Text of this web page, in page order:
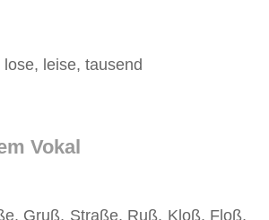
leise, tausend
Vokal
Gruß, Straße, Ruß, Kloß, Floß,